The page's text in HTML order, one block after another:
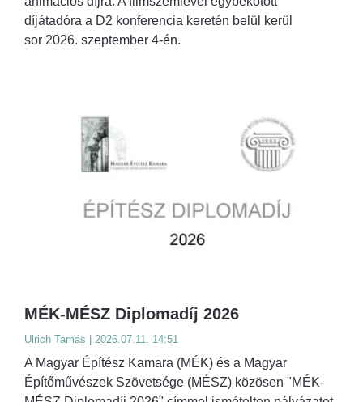
díjátadóra a D2 konferencia keretén belül kerül
sor 2026. szeptember 4-én.
MÉK-MÉSZ Diplomadíj 2026
Ulrich Tamás | 2026.07.11. 14:51
A Magyar Építész Kamara (MÉK) és a Magyar
Építőművészek Szövetsége (MÉSZ) közösen "MÉK-